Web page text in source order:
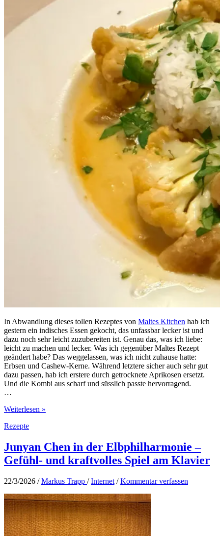
In Abwandlung dieses tollen Rezeptes von Maltes Kitchen hab ich
gestern ein indisches Essen gekocht, das unfassbar lecker ist und
dazu noch sehr leicht zuzubereiten ist. Genau das, was ich liebe:
leicht zu machen und lecker. Was ich gegenüber Maltes Rezept
geändert habe? Das weggelassen, was ich nicht zuhause hatte:
Erbsen und Cashew-Kerne. Während letztere sicher auch sehr gut
dazu passen, hab ich erstere durch getrocknete Aprikosen ersetzt.
Und die Kombi aus scharf und süsslich passte hervorragend.
…
Blumenkohl-
mit
und
getrockneten
Aprikosen
Weiterlesen »
Rezepte
Junyan Chen in der Elbphilharmonie –
Gefühl- und kraftvolles Spiel am Klavier
22/3/2026 /Markus Trapp /Internet /Kommentar verfassen